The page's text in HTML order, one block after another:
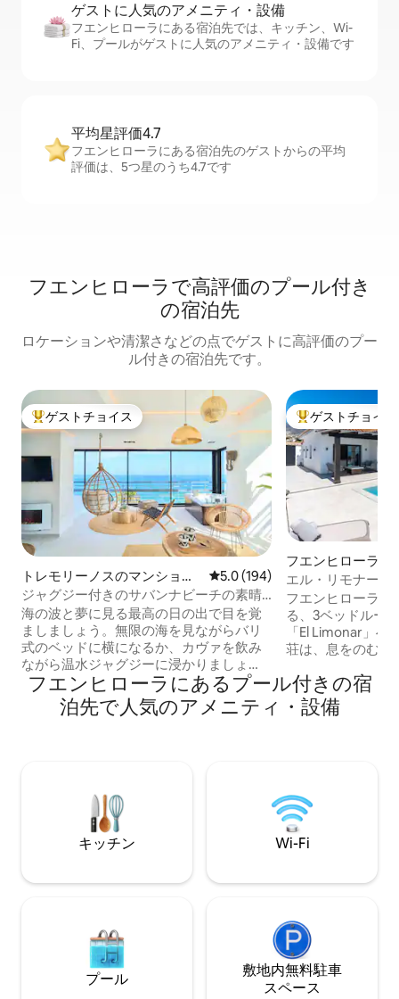
ゲストに人⁠気⁠のア⁠メ⁠ニ⁠テ⁠ィ・設⁠備
フエンヒローラにある宿泊先では、キッチン、Wi-
Fi、プールがゲストに人気のアメニティ・設備です
平均星評価4.7
フエンヒローラにある宿泊先のゲストからの平均
評価は、5つ星のうち4.7です
フエンヒローラで高評価のプール付き
の宿泊先
ロケーションや清潔さなどの点でゲストに高評価のプー
ル付きの宿泊先です。
大好評のゲストチョイスです。
ゲストチョイス
トレモリーノスのマンショ
ン・アパート
レビュー194件、5つ星中5.0つ
5.0 (194)
ジャグジー付きのサバンナビーチの素晴
らしいアパート
海の波と夢に見る最高の日の出で目を覚
ましましょう。無限の海を見ながらバリ
式のベッドに横になるか、カヴァを飲み
ながら温水ジャグジーに浸かりましょ
う。サバンナ ビーチは、魅力的で魔法の
ような場所でリラックスした休暇を過ご
すために設計されています。サバンナ ビ
も居心地がよくロマンチックで、景色は
素晴らしいです。リビングのガラス窓は
互いにスライドし、バルコニーは海に完
全に開放されています。テラスエリアに
照明付きの温水ジャグジー、本を読んだ
には海が見える寝室が2室あります。その
うちの 1 つは完全にガラス張りで、広く
明るい空間になっています。リビングル
ームと 2 つの寝室の両方の窓には、就寝
大好評のゲスト
ゲストチョイス
フエンヒローラの
エル・リモナール
フエンヒローラの
る、3ベッドルー
「El Limonar」
荘は、息をのむよ
えています。2つ
ルームがあり、
広々としたリビ
電車駅まで徒歩で
ル・ソルでエレガ
ましょう。
フエンヒローラにあるプール付きの宿
泊先で人気のアメニティ・設備
キッチン Wi-Fi
プール
敷地内無料駐⁠車
ス⁠ペ⁠ー⁠ス